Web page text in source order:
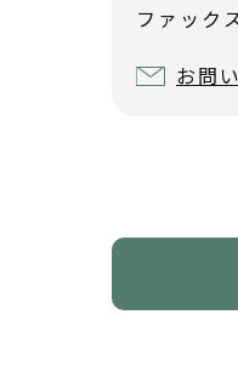
ファック
お問